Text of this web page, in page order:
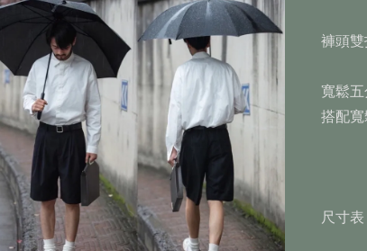
褲頭
寬鬆
搭配
尺寸表